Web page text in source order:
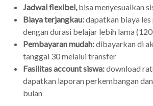
Jadwal flexibel, bisa menyesuaikan
Biaya terjangkau:dapatkan biaya
dengan durasi belajar lebih lama
Pembayaran mudah:dibayarkan di
tanggal 30 melalui transfer
Fasilitas account siswa:download
dapatkan laporan perkembangan
bulan